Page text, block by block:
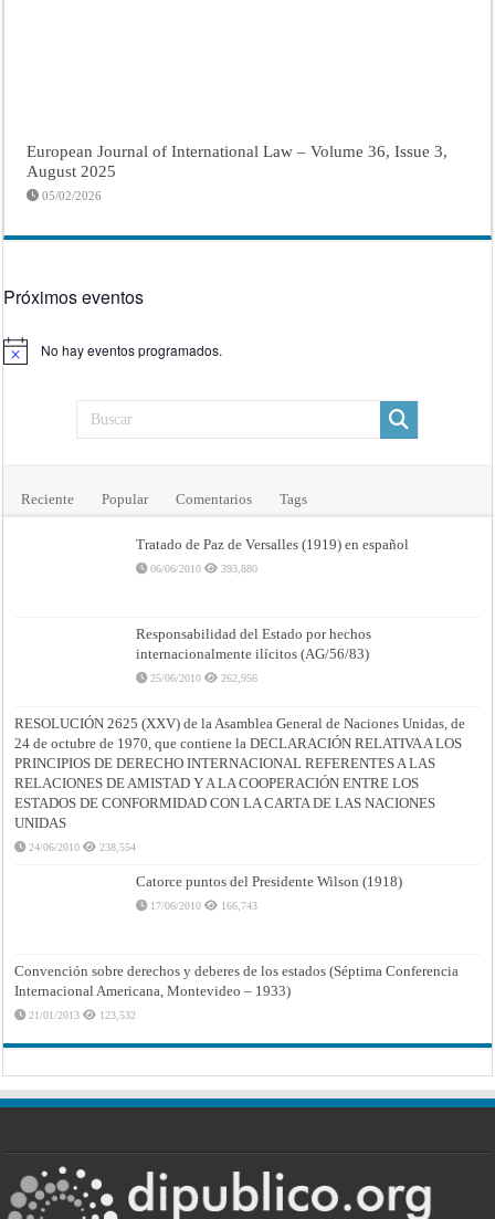
European Journal of International Law – Volume 36, Issue 3,
August 2025
05/02/2026
Próximos eventos
Aviso No hay eventos programados.
Reciente Popular Comentarios Tags
Tratado de Paz de Versalles (1919) en español
06/06/2010 393,880
Responsabilidad del Estado por hechos
internacionalmente ilícitos (AG/56/83)
25/06/2010 262,956
RESOLUCIÓN 2625 (XXV) de la Asamblea General de Naciones Unidas, de
24 de octubre de 1970, que contiene la DECLARACIÓN RELATIVA A LOS
PRINCIPIOS DE DERECHO INTERNACIONAL REFERENTES A LAS
RELACIONES DE AMISTAD Y A LA COOPERACIÓN ENTRE LOS
ESTADOS DE CONFORMIDAD CON LA CARTA DE LAS NACIONES
UNIDAS
24/06/2010 238,554
Catorce puntos del Presidente Wilson (1918)
17/06/2010 166,743
Convención sobre derechos y deberes de los estados (Séptima Conferencia
Internacional Americana, Montevideo – 1933)
21/01/2013 123,532